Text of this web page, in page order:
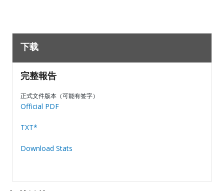
下载
完整報告
正式文件版本（可能有签字）
Official PDF
TXT*
Download Stats